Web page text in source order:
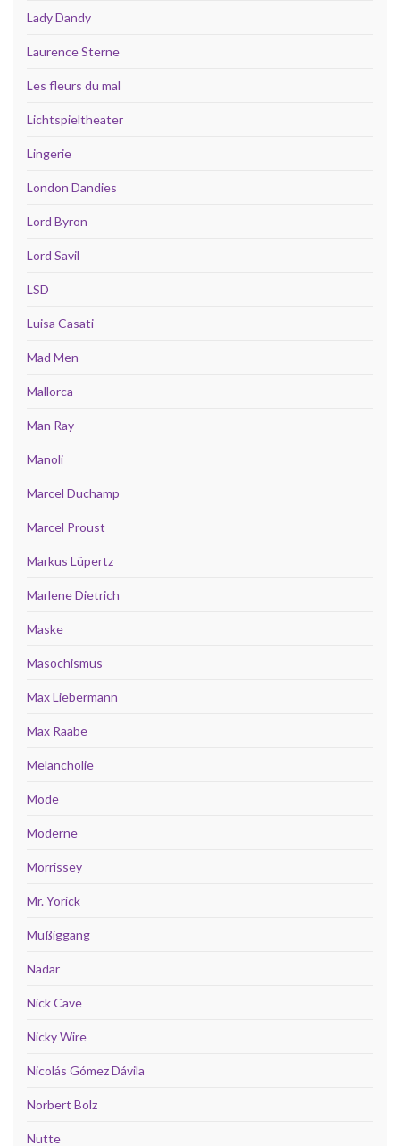
Lady Dandy
Laurence Sterne
Les fleurs du mal
Lichtspieltheater
Lingerie
London Dandies
Lord Byron
Lord Savil
LSD
Luisa Casati
Mad Men
Mallorca
Man Ray
Manoli
Marcel Duchamp
Marcel Proust
Markus Lüpertz
Marlene Dietrich
Maske
Masochismus
Max Liebermann
Max Raabe
Melancholie
Mode
Moderne
Morrissey
Mr. Yorick
Müßiggang
Nadar
Nick Cave
Nicky Wire
Nicolás Gómez Dávila
Norbert Bolz
Nutte